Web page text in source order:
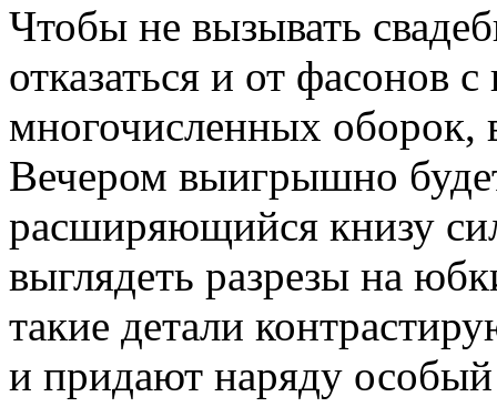
Чтобы не вызывать
отказаться и от фасонов
многочисленных оборок,
Вечером выигрышно
расширяющийся книзу
выглядеть разрезы на
такие детали
и придают наряду